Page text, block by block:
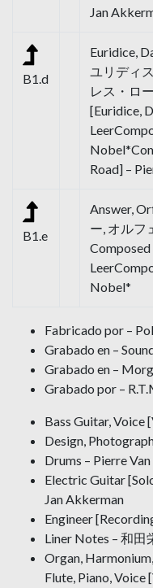
Jan
B1.d
Euridice,
ユリディ
レス・ロ
[Euridice,
Road] –
B1.e
Answer,
ー, オルフ
Composed
Nobel*
Fabricado por –
Grabado en –
Grabado en –
Grabado por –
Bass Guitar, Voice
Design,
Drums – Pierre
Electric Guitar
Jan Akkerman
Engineer
Liner Notes – 和田
Organ,
Flute, Piano, Voice